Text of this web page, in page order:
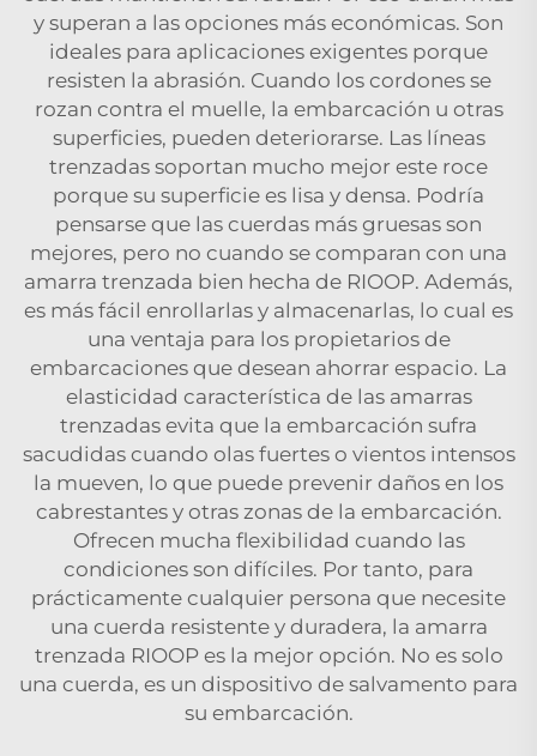
y superan a las opciones más económicas. Son
ideales para aplicaciones exigentes porque
resisten la abrasión. Cuando los cordones se
rozan contra el muelle, la embarcación u otras
superficies, pueden deteriorarse. Las líneas
trenzadas soportan mucho mejor este roce
porque su superficie es lisa y densa. Podría
pensarse que las cuerdas más gruesas son
mejores, pero no cuando se comparan con una
amarra trenzada bien hecha de RIOOP. Además,
es más fácil enrollarlas y almacenarlas, lo cual es
una ventaja para los propietarios de
embarcaciones que desean ahorrar espacio. La
elasticidad característica de las amarras
trenzadas evita que la embarcación sufra
sacudidas cuando olas fuertes o vientos intensos
la mueven, lo que puede prevenir daños en los
cabrestantes y otras zonas de la embarcación.
Ofrecen mucha flexibilidad cuando las
condiciones son difíciles. Por tanto, para
prácticamente cualquier persona que necesite
una cuerda resistente y duradera, la amarra
trenzada RIOOP es la mejor opción. No es solo
una cuerda, es un dispositivo de salvamento para
su embarcación.